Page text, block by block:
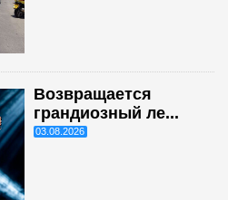
Возвращается
грандиозный ле...
03.08.2026